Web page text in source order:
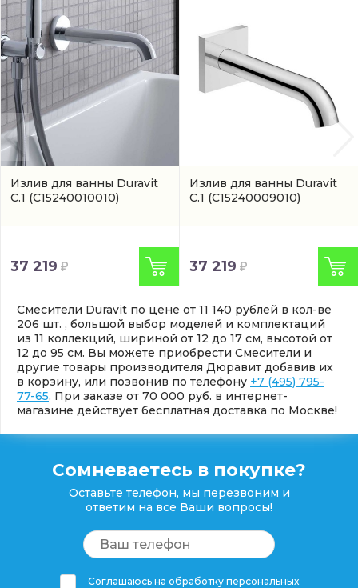
Излив для ванны Duravit
C.1 (C15240010010)
37 219
Излив для ванны Duravit
C.1 (C15240009010)
37 219
Смесители Duravit по цене от 11 140 рублей в кол-ве
206 шт. , большой выбор моделей и комплектаций
из 11 коллекций, шириной от 12 до 17 см, высотой от
12 до 95 см. Вы можете приобрести Смесители и
другие товары производителя Дюравит добавив их
в корзину, или позвонив по телефону +7 (495) 795-
77-65. При заказе от 70 000 руб. в интернет-
магазине действует бесплатная доставка по Москве!
Сомневаетесь в покупке?
Оставьте телефон, мы перезвоним и
ответим на все Ваши вопросы!
Соглашаюсь на обработку персональных